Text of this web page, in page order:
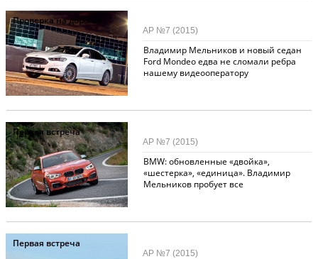
Проверка на дорогах
Владимир Мельников и новый седан
Ford Mondeo едва не сломали ребра
нашему видеооператору
АР №7 (2015)
Первая встреча
BMW: обновленные «двойка»,
«шестерка», «единица». Владимир
Мельников пробует все
АР №7 (2015)
Первая встреча
АР №7 (2015)